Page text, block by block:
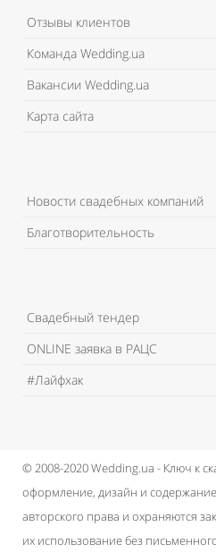
Отзывы клиентов
Команда Wedding.ua
Вакансии Wedding.ua
Карта сайта
Новости свадебных компаний
Благотворительность
Свадебный тендер
ONLINE заявка в РАЦС
#Лайфхак
© 2008-2020 Wedding.ua - Ключ к
оформление, дизайн и
авторского права и охраняются
их использование без